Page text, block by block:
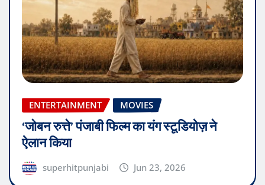
ENTERTAINMENT MOVIES
‘जोबन रुत्ते’ पंजाबी फिल्म का यंग स्टूडियोज़ ने
ऐलान किया
superhitpunjabi Jun 23, 2026